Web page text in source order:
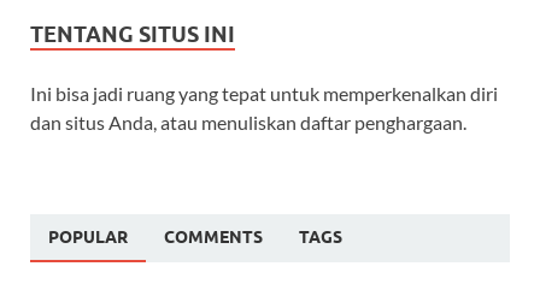
TENTANG SITUS INI
Ini bisa jadi ruang yang tepat untuk memperkenalkan diri
dan situs Anda, atau menuliskan daftar penghargaan.
POPULAR COMMENTS TAGS